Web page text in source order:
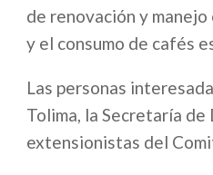
de renovación y
y el consumo de cafés
Las personas
Tolima, la Secretaría
extensionistas del